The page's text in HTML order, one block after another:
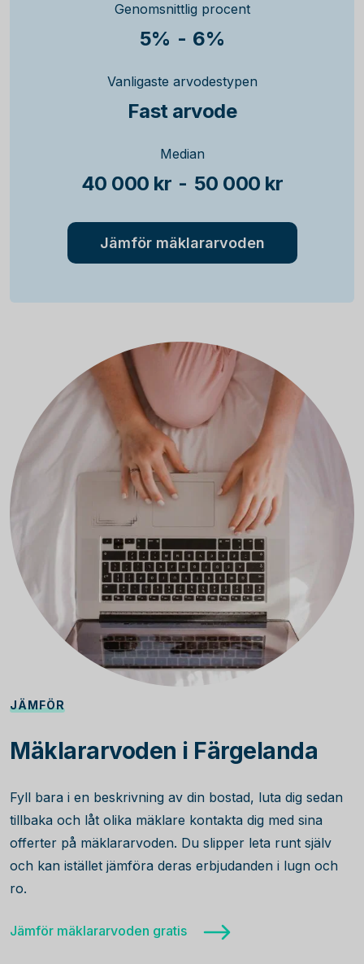
Genomsnittlig procent
5% - 6%
Vanligaste arvodestypen
Fast arvode
Median
40 000 kr - 50 000 kr
Jämför mäklararvoden
JÄMFÖR
Mäklararvoden i Färgelanda
Fyll bara i en beskrivning av din bostad, luta dig sedan
tillbaka och låt olika mäklare kontakta dig med sina
offerter på mäklararvoden. Du slipper leta runt själv
och kan istället jämföra deras erbjudanden i lugn och
ro.
Jämför mäklararvoden gratis